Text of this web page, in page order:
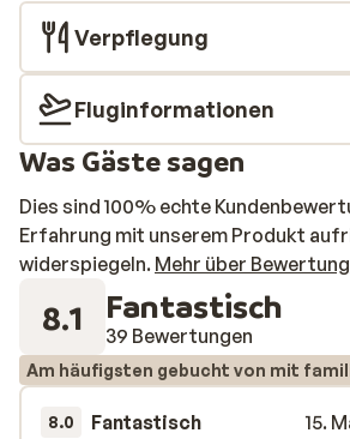
Verpflegung
Fluginformationen
Was Gäste sagen
Dies sind 100% echte
Erfahrung mit unserem Produkt
widerspiegeln. Mehr über
8.1 Fantastisch
39 Bewertungen
Am häufigsten gebucht von mit
8.0 Fantastisch
15.